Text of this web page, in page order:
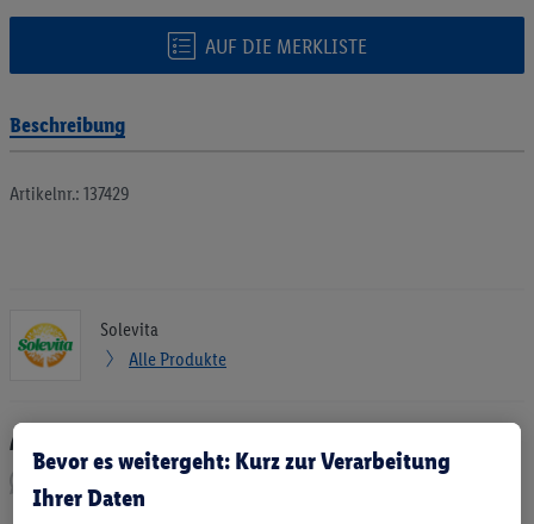
AUF DIE MERKLISTE
Beschreibung
Artikelnr.: 137429
Solevita
Alle Produkte
Artikel empfehlen:
Bevor es weitergeht: Kurz zur Verarbeitung
Ihrer Daten